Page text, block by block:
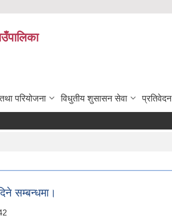
परियोजना विधुतीय शुसासन सेवा प्रतिवेदन
सम्बन्धमा।